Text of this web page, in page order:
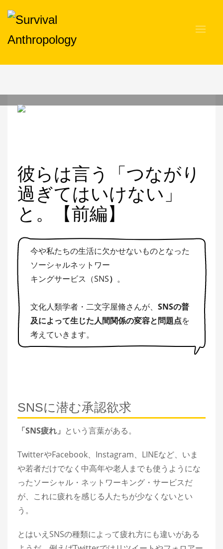
彼らは言う「つながり
過ぎてはいけない」
と。【前編】
今や私たちの生活に欠かせないものとなった
ソーシャルネットワー
キングサービス（SNS） 。
文化人類学者・二文字屋脩さんが、 SNSの普
及によって生じた人間関係の変容と問題点を
考えていきます。
SNSに潜む承認欲求
「SNS疲れ」 という言葉がある。
TwitterやFacebook、Instagram、LINEなど、いま
や若者だけでなく中高年や老人までも使うようにな
ったソーシャル・ネットワーキング・サービスだ
が、これに疲れを感じる人たちが少なくないとい
う。
とはいえSNSの種類によって疲れ方にも違いがある